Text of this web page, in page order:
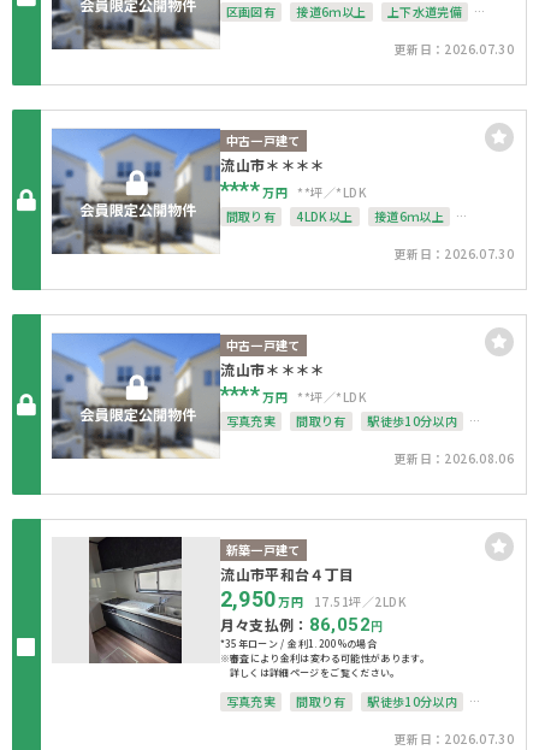
区画図有
接道6ｍ以上
上下水道完備
更新日：2026.07.30
中古一戸建て
流山市＊＊＊＊
****万円 **坪
*LDK
間取り有
4LDK以上
接道6ｍ以上
更新日：2026.07.30
中古一戸建て
流山市＊＊＊＊
****万円 **坪
*LDK
写真充実
間取り有
駅徒歩10分以内
更新日：2026.08.06
新築一戸建て
流山市平和台４丁目
2,950万円 17.51坪 2LDK
月々支払例： 86,052 円
*35年ローン / 金利1.200%の場合
※審査により金利は変わる可能性があります。
詳しくは詳細ページをご覧ください。
写真充実 間取り有
駅徒歩10分以内
更新日：2026.07.30